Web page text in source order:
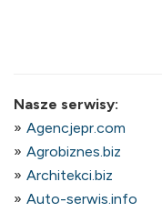
Nasze serwisy:
Agencjepr.com
Agrobiznes.biz
Architekci.biz
Auto-serwis.info